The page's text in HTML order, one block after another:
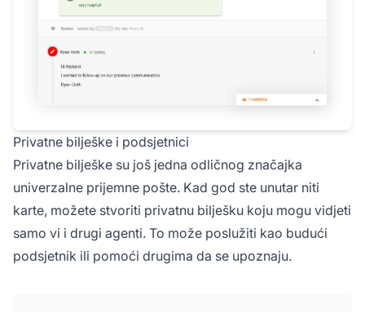
Privatne bilješke i podsjetnici
Privatne bilješke su još jedna odličnog značajka
univerzalne prijemne pošte. Kad god ste unutar niti
karte, možete stvoriti privatnu bilješku koju mogu vidjeti
samo vi i drugi agenti. To može poslužiti kao budući
podsjetnik ili pomoći drugima da se upoznaju.